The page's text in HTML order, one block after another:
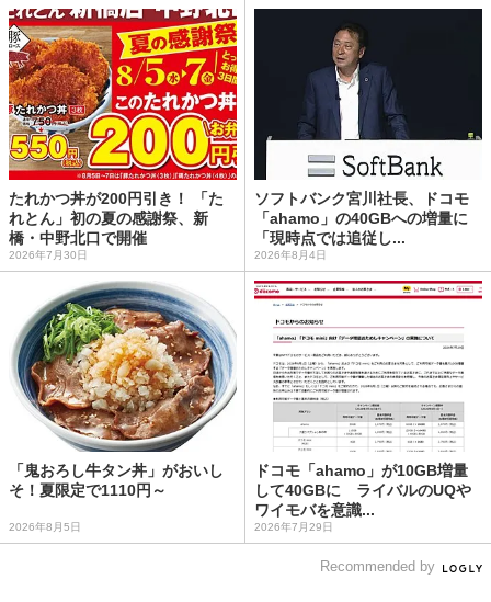
たれかつ丼が200円引き！ 「た
れとん」初の夏の感謝祭、新
橋・中野北口で開催
2026年7月30日
ソフトバンク宮川社長、ドコモ
「ahamo」の40GBへの増量に
「現時点では追従し...
2026年8月4日
「鬼おろし牛タン丼」がおいし
そ！夏限定で1110円～
2026年8月5日
ドコモ「ahamo」が10GB増量
して40GBに ライバルのUQや
ワイモバを意識...
2026年7月29日
Recommended by